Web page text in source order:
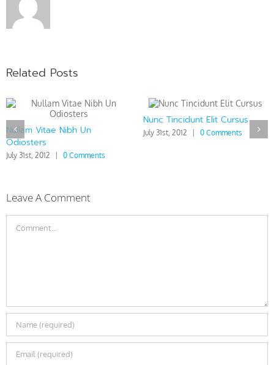
Related Posts
Nullam Vitae Nibh Un
Odiosters
July 31st, 2012 0 Comments
Nunc Tincidunt Elit Cursus
July 31st, 2012 0 Comments
Leave A Comment